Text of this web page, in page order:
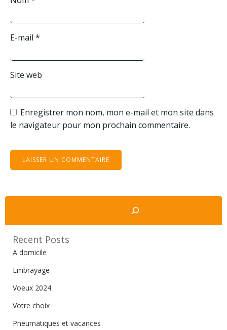
E-mail *
Site web
Enregistrer mon nom, mon e-mail et mon site dans
le navigateur pour mon prochain commentaire.
Rechercher
Recent Posts
A domicile
Embrayage
Voeux 2024
Votre choix
Pneumatiques et vacances